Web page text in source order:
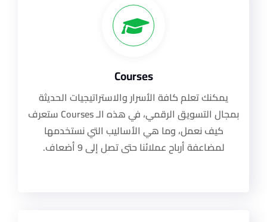
Courses
يمكنك تعلم كافة الأسرار والاستراتيجيات الحديثة
بمجال التسويق الرقمي، في هذه الـ Courses ستعرف
كيف نعمل، وما هي الأساليب التي نستخدمها
لمضاعفة أرباح عملائنا حتى تصل إلى 9 أضعاف.